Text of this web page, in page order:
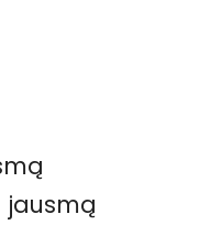
jausmą